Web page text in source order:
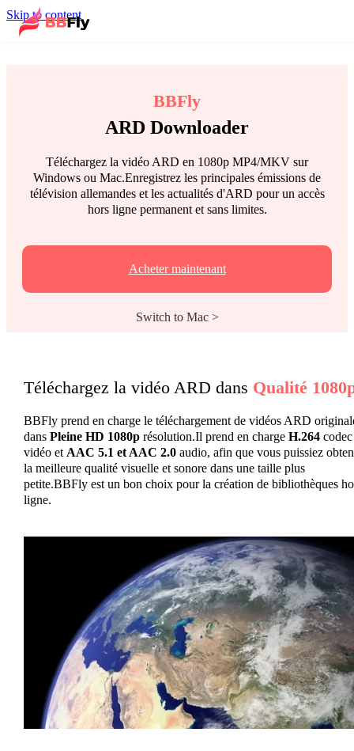
Skip to content
BBFly
ARD Downloader
Téléchargez la vidéo ARD en 1080p MP4/MKV sur
Windows ou Mac.Enregistrez les principales émissions de
télévision allemandes et les actualités d'ARD pour un accès
hors ligne permanent et sans limites.
Acheter maintenant
Switch to Mac >
Téléchargez la vidéo ARD dans Qualité
BBFly prend en charge le téléchargement de vidéos ARD
dans Pleine HD 1080p résolution.Il prend en charge H.264 codec
vidéo et AAC 5.1 et AAC 2.0 audio, afin que vous puissiez
la meilleure qualité visuelle et sonore dans une taille plus
petite.BBFly est un bon choix pour la création de bibliothèques
ligne.